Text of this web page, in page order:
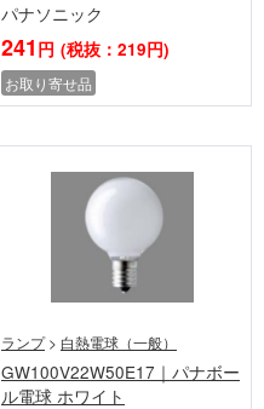
パナソニック
241 円 (税抜：219円)
お取り寄せ品
ランプ > 白熱電球（一般）
GW100V22W50E17｜パナボー
ル電球 ホワイト